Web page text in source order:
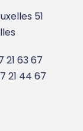
51
21 63 67
21 44 67